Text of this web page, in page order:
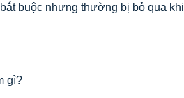
buộc nhưng thường bị bỏ qua khi
gì?